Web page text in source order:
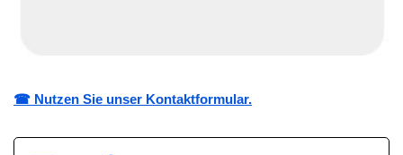
☎ Nutzen Sie unser Kontaktformular.